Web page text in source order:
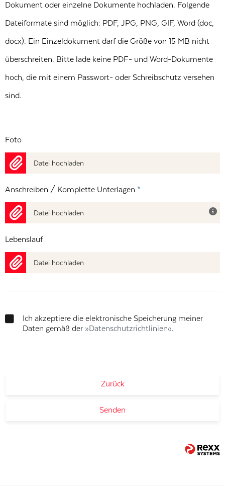
Dokument oder einzelne Dokumente hochladen. Folgende
Dateiformate sind möglich: PDF, JPG, PNG, GIF, Word (doc,
docx). Ein Einzeldokument darf die Größe von 15 MB nicht
überschreiten. Bitte lade keine PDF- und Word-Dokumente
hoch, die mit einem Passwort- oder Schreibschutz versehen
sind.
Foto
Datei hochladen
Anschreiben / Komplette Unterlagen *
Datei hochladen
Lebenslauf
Datei hochladen
Ich akzeptiere die elektronische Speicherung meiner
Daten gemäß der
Datenschutzrichtlinien .
Zurück
Senden